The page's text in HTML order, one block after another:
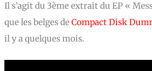
Il s’agit du 3ème extrait du EP «
que les belges deCompact Disk
il y a quelques mois.